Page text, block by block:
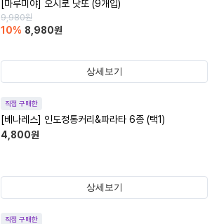
[마루미야] 오시로 낫또 (9개입)
9,980원
10% 8,980원
상세보기
직접 구매한
[베나레스] 인도정통커리&파라타 6종 (택1)
4,800원
상세보기
직접 구매한